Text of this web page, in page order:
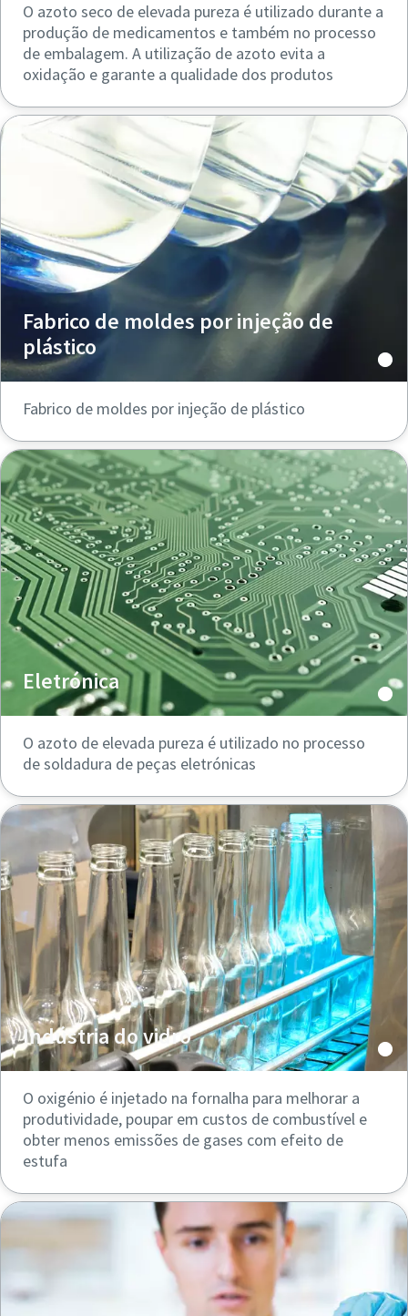
O azoto seco de elevada pureza é utilizado durante a
produção de medicamentos e também no processo
de embalagem. A utilização de azoto evita a
oxidação e garante a qualidade dos produtos
Fabrico de moldes por injeção de
plástico
Fabrico de moldes por injeção de plástico
Eletrónica
O azoto de elevada pureza é utilizado no processo
de soldadura de peças eletrónicas
Indústria do vidro
O oxigénio é injetado na fornalha para melhorar a
produtividade, poupar em custos de combustível e
obter menos emissões de gases com efeito de
estufa